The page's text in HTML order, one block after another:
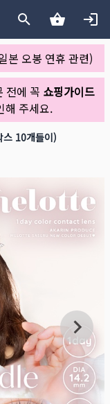
본 오봉 연휴 관련)
전에 꼭 쇼핑가이드
해 주세요.
10개들이)